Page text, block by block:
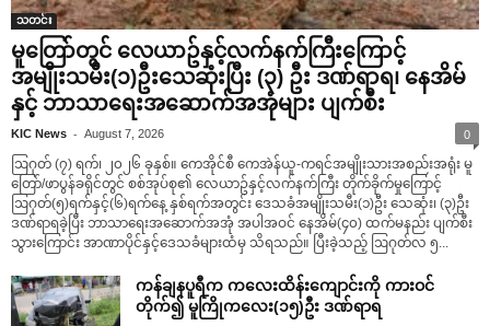
သတင်း
မူတြော်တွင် လေယာဥ်နှင့်လက်နက်ကြီးကြောင့်
အမျိုးသမီး(၁)ဦးသေဆုံးပြီး (၃) ဦး ဒဏ်ရာရ၊ နေအိမ်
နှင့် ဘာသာရေးအဆောက်အအုံများ ပျက်စီး
KIC News - August 7, 2026 0
ဩဂုတ် (၇) ရက်၊ ၂၀၂၆ ခုနှစ်။ ကေအိုင်စီ ကေအဲန်ယူ-ကရင်အမျိုးသားအစည်းအရုံး မူ
တြော်/ဖာပွန်ခရိုင်တွင် စစ်အုပ်စု၏ လေယာဥ်နှင့်လက်နက်ကြီး တိုက်ခိုက်မှုကြောင့်
ဩဂုတ်(၅)ရက်နှင့်(၆)ရက်နေ့ နှစ်ရက်အတွင်း ဒေသခံအမျိုးသမီး(၁)ဦး သေဆုံး၊ (၃)ဦး
ဒဏ်ရာရခဲ့ပြီး ဘာသာရေးအဆောက်အအုံ အပါအဝင် နေအိမ်(၄၀) ထက်မနည်း ပျက်စီး
သွားကြောင်း အာဏာပိုင်နှင့်ဒေသခံများထံမှ သိရသည်။ ပြီးခဲ့သည့် ဩဂုတ်လ ၅...
ကန်ချနပူရီက ကလေးထိန်းကျောင်းကို ကားဝင်
တိုက်၍ မူကြိုကလေး(၁၅)ဦး ဒဏ်ရာရ